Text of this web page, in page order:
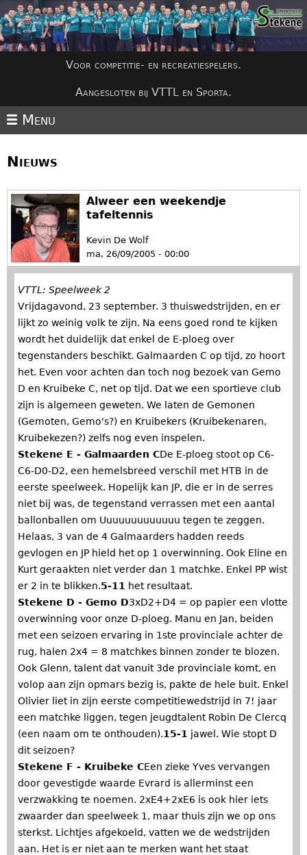
Jump to navigation
Voor competitie- en recreatiespelers.
Aangesloten bij VTTL en Sporta.
Menu
Nieuws
Alweer een weekendje
tafeltennis
Kevin De Wolf
ma, 26/09/2005 - 00:00
VTTL: Speelweek 2
Vrijdagavond, 23 september. 3 thuiswedstrijden, en er
lijkt zo weinig volk te zijn. Na eens goed rond te kijken
wordt het duidelijk dat enkel de E-ploeg over
tegenstanders beschikt. Galmaarden C op tijd, zo hoort
het. Even voor achten dan toch nog bezoek van Gemo
D en Kruibeke C, net op tijd. Dat we een sportieve club
zijn is algemeen geweten. We laten de Gemonen
(Gemoten, Gemo's?) en Kruibekers (Kruibekenaren,
Kruibekezen?) zelfs nog even inspelen.
Stekene E - Galmaarden CDe E-ploeg stoot op C6-
C6-D0-D2, een hemelsbreed verschil met HTB in de
eerste speelweek. Hopelijk kan JP, die er in de serres
niet bij was, de tegenstand verrassen met een aantal
ballonballen om Uuuuuuuuuuuuu tegen te zeggen.
Helaas, 3 van de 4 Galmaarders hadden reeds
gevlogen en JP hield het op 1 overwinning. Ook Eline en
Kurt geraakten niet verder dan 1 matchke. Enkel PP wist
er 2 in te blikken.5-11 het resultaat.
Stekene D - Gemo D3xD2+D4 = op papier een vlotte
overwinning voor onze D-ploeg. Manu en Jan, beiden
met een seizoen ervaring in 1ste provinciale achter de
rug, halen 2x4 = 8 matchkes binnen zonder te blozen.
Ook Glenn, talent dat vanuit 3de provinciale komt, en
volop aan zijn opmars bezig is, pakte de hele buit. Enkel
Olivier liet in zijn eerste competitiewedstrijd in 7! jaar
een matchke liggen, tegen jeugdtalent Robin De Clercq
(een naam om te onthouden).15-1 jawel. Wie stopt D
dit seizoen?
Stekene F - Kruibeke CEen zieke Yves vervangen
door gevestigde waarde Evrard is allerminst een
verzwakking te noemen. 2xE4+2xE6 is ook hier iets
zwaarder dan speelweek 1, maar thuis zijn we op ons
sterkst. Lichtjes afgekoeld, vatten we de wedstrijden
aan. Het is er niet aan te merken want het staat